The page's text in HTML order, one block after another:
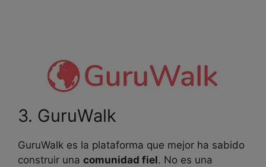
3. GuruWalk
GuruWalk es la plataforma que mejor ha sabido
construir una comunidad fiel. No es una